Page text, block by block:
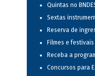
Quintas no
Sextas
Reserva de
Filmes e
Receba a
Concursos para